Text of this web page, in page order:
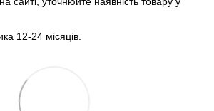
12-24 місяців.